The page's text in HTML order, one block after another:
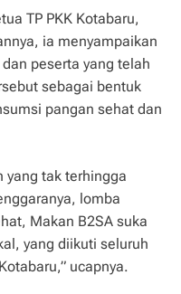
TP PKK Kotabaru,
ia menyampaikan
peserta yang telah
sebagai bentuk
pangan sehat dan
yang tak terhingga
lomba
Makan B2SA suka
yang diikuti seluruh
ucapnya.